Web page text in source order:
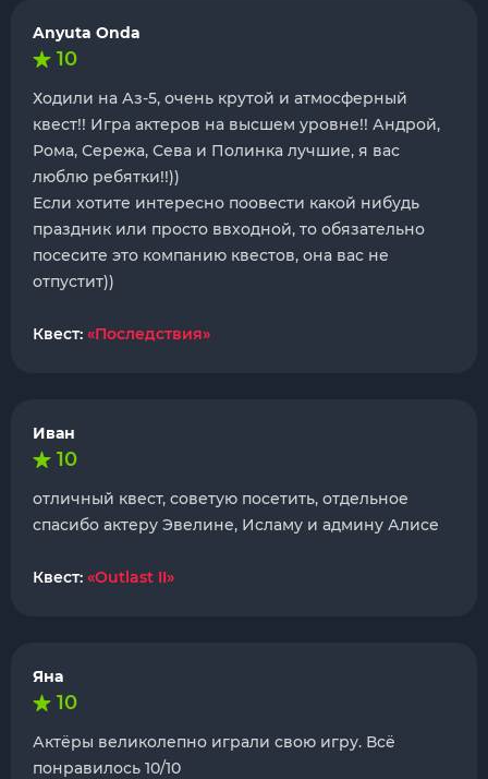
Anyuta Onda
10
Ходили на Аз-5, очень крутой и атмосферный
квест!! Игра актеров на высшем уровне!! Андрой,
Рома, Сережа, Сева и Полинка лучшие, я вас
люблю ребятки!!))
Если хотите интересно поовести какой нибудь
праздник или просто ввходной, то обязательно
посесите это компанию квестов, она вас не
отпустит))
Квест: «Последствия»
Иван
10
отличный квест, советую посетить, отдельное
спасибо актеру Эвелине, Исламу и админу Алисе
Квест: «Outlast II»
Яна
10
Актёры великолепно играли свою игру. Всё
понравилось 10/10